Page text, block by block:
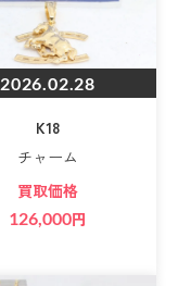
2026.02.28
K18
チャーム
買取価格
126,000円